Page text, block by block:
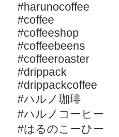
#harunocoffee
#coffee
#coffeeshop
#coffeebeens
#coffeeroaster
#drippack
#drippackcoffee
#ハルノ珈琲
#ハルノコーヒー
#はるのこーひー